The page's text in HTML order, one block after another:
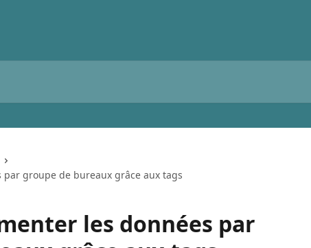
groupe de bureaux grâce aux tags
les données par